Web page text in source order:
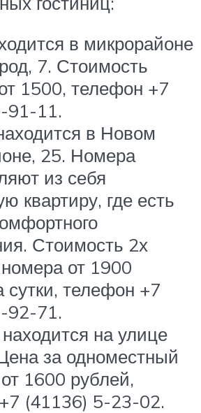
в микрорайоне
7. Стоимость
1500, телефон +7
91-11.
в Новом
25. Номера
из себя
квартиру, где есть
Стоимость 2х
от 1900
сутки, телефон +7
92-71.
на улице
за одноместный
1600 рублей,
(41136) 5-23-02.